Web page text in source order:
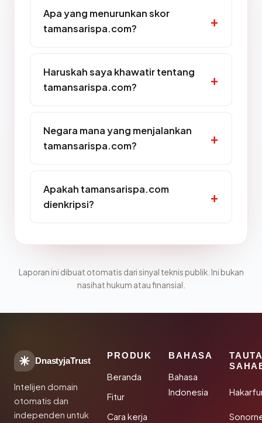
Apa yang menurunkan skor
tamansarispa.com?
Haruskah saya khawatir tentang
tamansarispa.com?
Negara mana yang menjalankan
tamansarispa.com?
Apakah tamansarispa.com
dienkripsi?
Laporan ini dibuat otomatis dari sinyal teknis publik. Ini bukan
nasihat hukum atau finansial.
DnastyjaTrust
Intelijen domain
otomatis dan
independen untuk
PRODUK
Beranda
Fitur
Cara kerja
BAHASA
Bahasa
Indonesia